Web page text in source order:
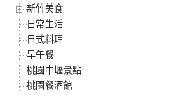
新竹美食
日常生活
日式料理
早午餐
桃園中壢景點
桃園餐酒館